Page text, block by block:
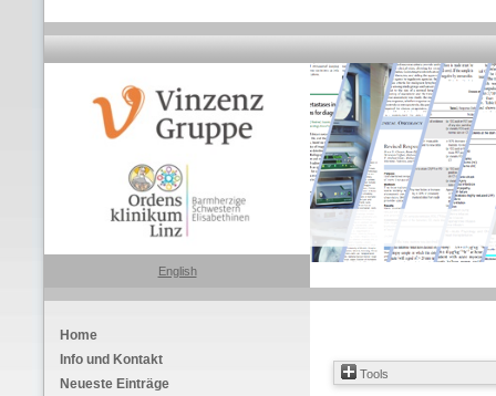
English
Home
Info und Kontakt
Neueste Einträge
Tools